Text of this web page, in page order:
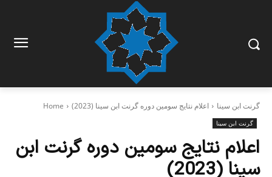
Home گرنت ابن‌ سینا اعلام نتایج سومین دوره گرنت ابن سینا (2023)
گرنت ابن‌ سینا
اعلام نتایج سومین دوره گرنت ابن
سینا (2023)